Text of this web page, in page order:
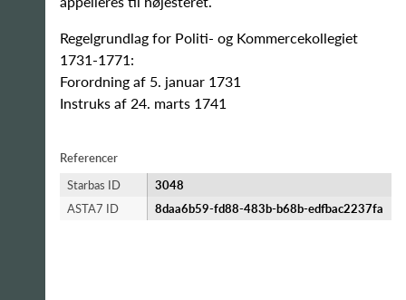
Regelgrundlag for Politi- og Kommercekollegiet
1731-1771:
Forordning af 5. januar 1731
Instruks af 24. marts 1741
Referencer
Starbas ID
3048
ASTA7 ID
8daa6b59-fd88-483b-b68b-edfbac2237fa